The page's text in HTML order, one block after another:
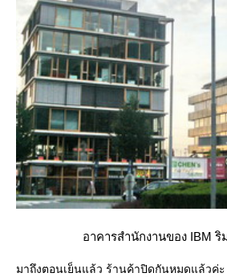
อาคารสำนักงานของ IBM ริ
มาถึงตอนเย็นแล้ว ร้านค้าปิดกันหมดแล้วค่ะ